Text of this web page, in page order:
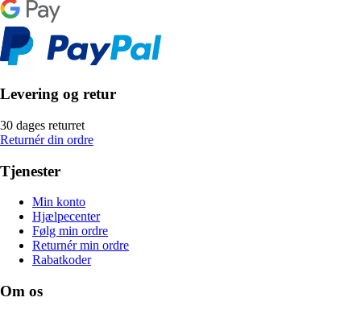
Levering og retur
30 dages returret
Returnér din ordre
Tjenester
Min konto
Hjælpecenter
Følg min ordre
Returnér min ordre
Rabatkoder
Om os